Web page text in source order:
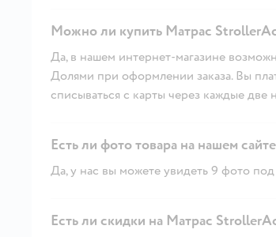
Можно ли купить Матрас
Да, в нашем интернет-магазине
Долями при оформлении заказа. Вы
списываться с карты через каждые две
Есть ли фото товара на нашем
Да, у нас вы можете увидеть 9 фото под
Есть ли скидки на Матрас